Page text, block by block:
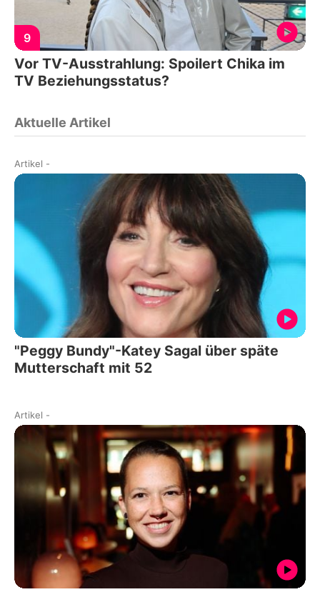
9
Vor TV-Ausstrahlung: Spoilert Chika im
TV Beziehungsstatus?
Aktuelle Artikel
Artikel -
"Peggy Bundy"-Katey Sagal über späte
Mutterschaft mit 52
Artikel -